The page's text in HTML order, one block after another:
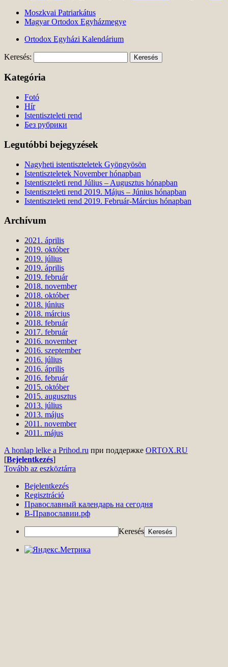
Moszkvai Patriarkátus
Magyar Ortodox Egyházmegye
Ortodox Egyházi Kalendárium
Keresés:
Kategória
Fotó
Hír
Istentiszteleti rend
Без рубрики
Legutóbbi bejegyzések
Nagyheti istentiszteletek Gyöngyösön
Istentiszteletek November hónapban
Istentiszteleti rend Július – Augusztus hónapban
Istentiszteleti rend 2019. Május – Június hónapban
Istentiszteleti rend 2019. Február-Március hónapban
Archívum
2021. április
2019. október
2019. július
2019. április
2019. február
2018. november
2018. október
2018. június
2018. március
2018. február
2017. február
2016. november
2016. szeptember
2016. július
2016. április
2016. február
2015. október
2015. augusztus
2013. július
2013. május
2011. november
2011. május
A honlap lelke a Prihod.ru при поддержке ORTOX.RU
[Bejelentkezés]
Tovább az eszköztárra
Bejelentkezés
Regisztráció
Православный календарь на сегодня
В-Православии.рф
Keresés